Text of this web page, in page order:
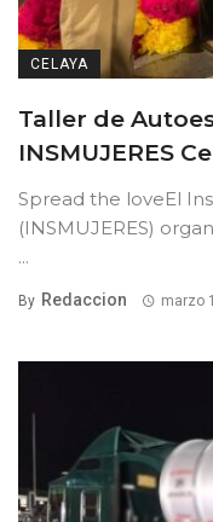
CELAYA
Taller de
INSMUJERES
Spread the loveEl
(INSMUJERES)
...
By Redaccion marzo